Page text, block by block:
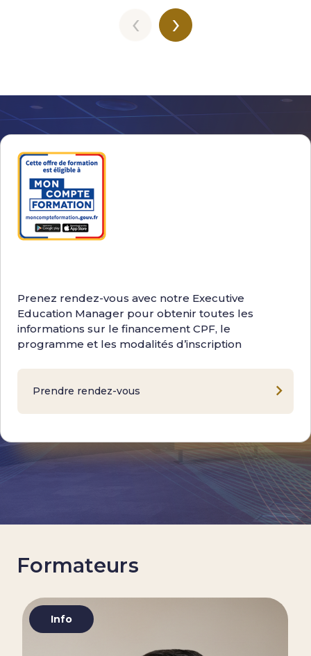
‹ ›
Prenez rendez-vous avec notre Executive
Education Manager pour obtenir toutes les
informations sur le financement CPF, le
programme et les modalités d’inscription
Prendre rendez-vous
Formateurs
Info